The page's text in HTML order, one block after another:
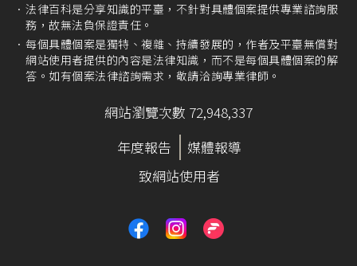
法律百科是分享知識的平臺，不針對具體個案提供專業諮詢服
務，故無法負保證責任。
每個具體個案是獨特、複雜、持續發展的，作者及平臺無償對
網站使用者提供的內容是法律知識，而不是每個具體個案的解
答。如有個案法律諮詢需求，敬請洽詢專業律師。
網站瀏覽次數 72,948,337
年度報告
媒體報導
致網站使用者